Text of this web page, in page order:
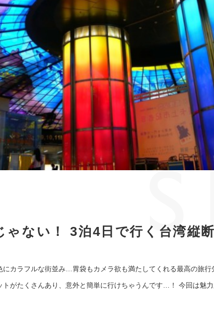
ゃない！ 3泊4日で行く台湾縦
カラフルな街並み…胃袋もカメラ欲も満たしてくれる最高の旅行
がたくさんあり、意外と簡単に行けちゃうんです…！ 今回は魅